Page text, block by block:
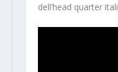
dell’head quarter